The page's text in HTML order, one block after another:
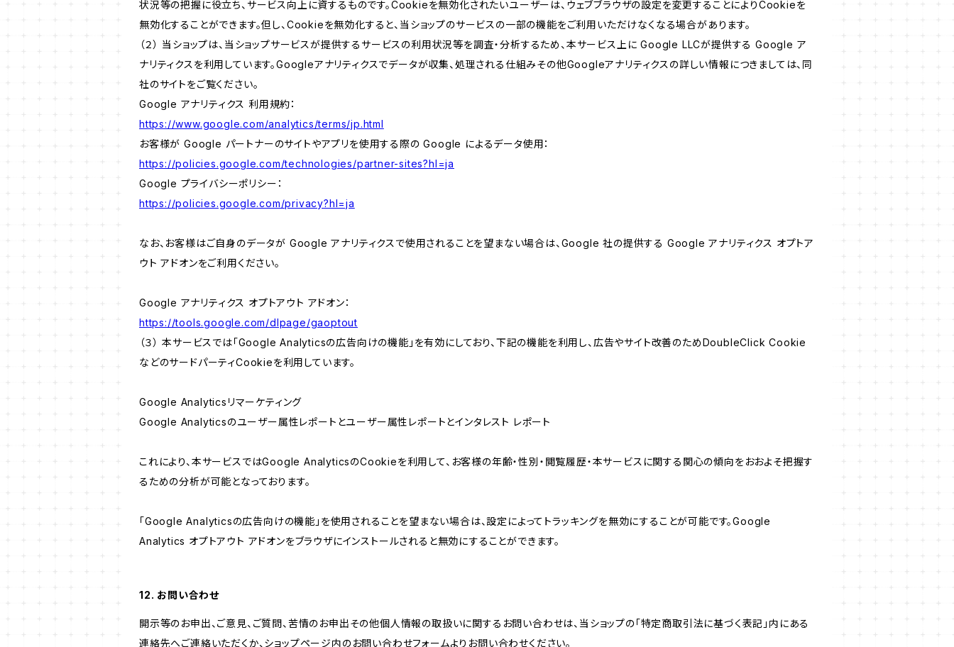
状況等の把握に役立ち、サービス向上に資するものです。Cookieを無効化されたいユーザーは、ウェブブラウザの設定を変更することによりCookieを
無効化することができます。但し、Cookieを無効化すると、当ショップのサービスの一部の機能をご利用いただけなくなる場合があります。
（２） 当ショップは、当ショップサービスが提供するサービスの利用状況等を調査・分析するため、本サービス上に Google LLCが提供する Google ア
ナリティクスを利用しています。Googleアナリティクスでデータが収集、処理される仕組みその他Googleアナリティクスの詳しい情報につきましては、同
社のサイトをご覧ください。
Google アナリティクス 利用規約：
https://www.google.com/analytics/terms/jp.html
お客様が Google パートナーのサイトやアプリを使用する際の Google によるデータ使用：
https://policies.google.com/technologies/partner-sites?hl=ja
Google プライバシーポリシー：
https://policies.google.com/privacy?hl=ja
なお、お客様はご自身のデータが Google アナリティクスで使用されることを望まない場合は、Google 社の提供する Google アナリティクス オプトア
ウト アドオンをご利用ください。
Google アナリティクス オプトアウト アドオン：
https://tools.google.com/dlpage/gaoptout
（３） 本サービスでは「Google Analyticsの広告向けの機能」を有効にしており、下記の機能を利用し、広告やサイト改善のためDoubleClick Cookie
などのサードパーティCookieを利用しています。
Google Analyticsリマーケティング
Google Analyticsのユーザー属性レポートとユーザー属性レポートとインタレスト レポート
これにより、本サービスではGoogle AnalyticsのCookieを利用して、お客様の年齢・性別・閲覧履歴・本サービスに関する関心の傾向をおおよそ把握す
るための分析が可能となっております。
「Google Analyticsの広告向けの機能」を使用されることを望まない場合は、設定によってトラッキングを無効にすることが可能です。Google
Analytics オプトアウト アドオンをブラウザにインストールされると無効にすることができます。
12. お問い合わせ
開示等のお申出、ご意見、ご質問、苦情のお申出その他個人情報の取扱いに関するお問い合わせは、当ショップの「特定商取引法に基づく表記」内にある
連絡先へご連絡いただくか、ショップページ内のお問い合わせフォームよりお問い合わせください。